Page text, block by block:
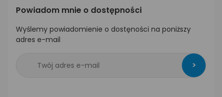
Powiadom mnie o dostępności
Wyślemy powiadomienie o dostęności na poniższy
adres e-mail
>